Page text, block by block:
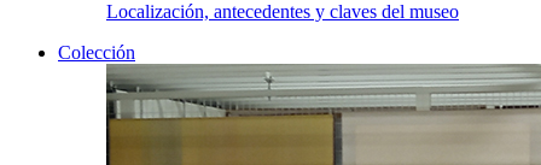
Localización, antecedentes y claves del museo
Colección